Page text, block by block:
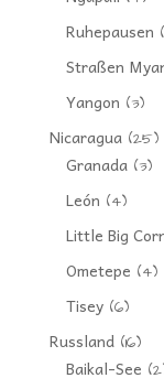
Ruhepausen
Straßen
Yangon (3)
Nicaragua(25)
Granada(3)
León (4)
Little Big
Ometepe (4)
Tisey(6)
Russland(16)
Baikal-See